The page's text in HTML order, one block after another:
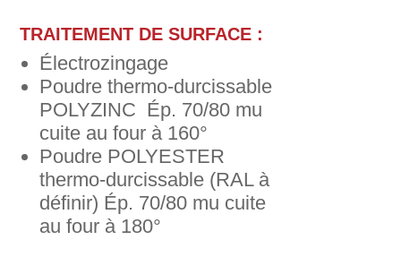
TRAITEMENT DE SURFACE :
Électrozingage
Poudre thermo-durcissable
POLYZINC Ép. 70/80 mu
cuite au four à 160°
Poudre POLYESTER
thermo-durcissable (RAL à
définir) Ép. 70/80 mu cuite
au four à 180°